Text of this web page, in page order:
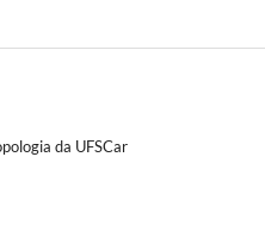
da UFSCar